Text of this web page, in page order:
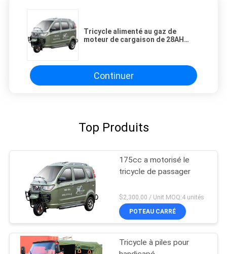
Tricycle alimenté au gaz de
moteur de cargaison de 28AH
Continuer
Top Produits
175cc a motorisé le
tricycle de passager
$2,300.00 / Unit MOQ:4 unités
POTEAU CARRÉ
Tricycle à piles pour